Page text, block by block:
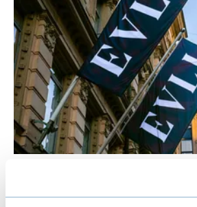
Evlin